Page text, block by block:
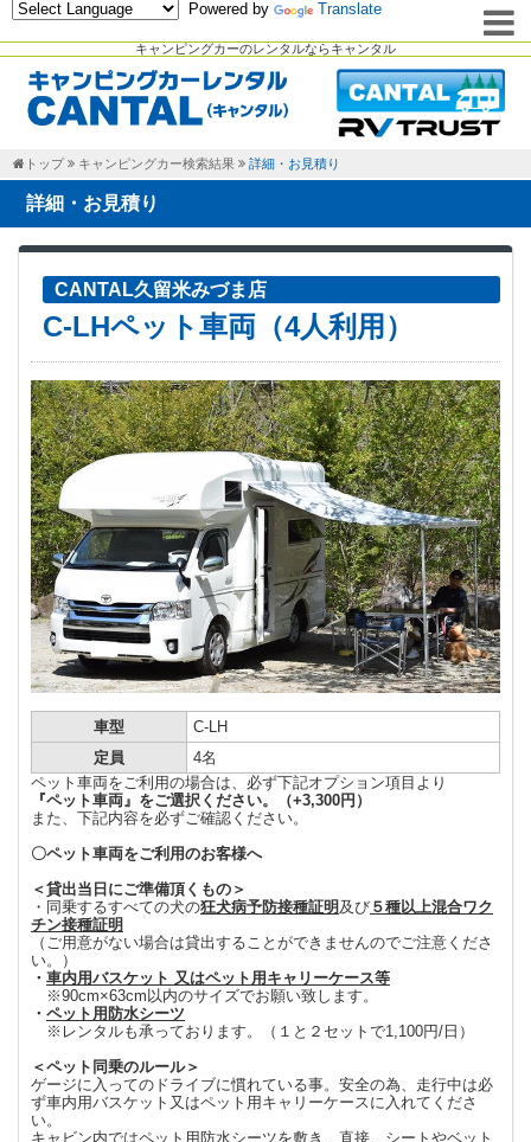
キャンピングカーのレンタルならキャンタル
Powered by Translate
トップ キャンピングカー検索結果 詳細・お見積り
詳細・お見積り
CANTAL久留米みづま店
C-LHペット車両（4人利用）
車型
C-LH
定員
4名
ペット車両をご利用の場合は、必ず下記オプション項目より
『ペット車両』をご選択ください。（+3,300円）
また、下記内容を必ずご確認ください。
〇ペット車両をご利用のお客様へ
＜貸出当日にご準備頂くもの＞
・同乗するすべての犬の狂犬病予防接種証明及び ５種以上混合ワク
チン接種証明
（ご用意がない場合は貸出することができませんのでご注意くださ
い。）
・ 車内用バスケット 又はペット用キャリーケース等
※90cm×63cm以内のサイズでお願い致します。
・ ペット用防水シーツ
※レンタルも承っております。（１と２セットで1,100円/日）
＜ペット同乗のルール＞
ゲージに入ってのドライブに慣れている事。安全の為、走行中は必
ず車内用バスケット又はペット用キャリーケースに入れてくださ
い。
キャビン内ではペット用防水シーツを敷き、直接、シートやベット